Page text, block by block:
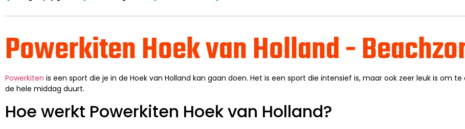
Powerkiten Hoek van Holland -
Powerkiten is een sport die je in de Hoek van Holland kan gaan doen. Het is een sport die intensief is, maar ook zeer leuk is om
de hele middag duurt.
Hoe werkt Powerkiten Hoek van Holland?